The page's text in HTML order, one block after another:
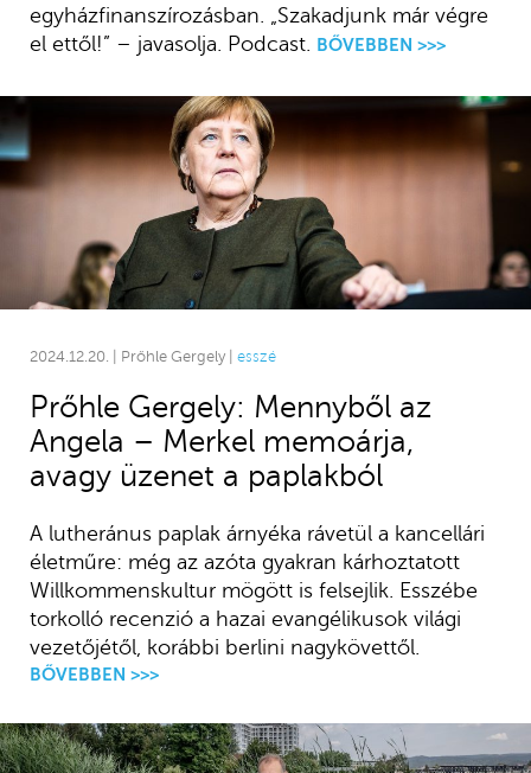
egyházfinanszírozásban. „Szakadjunk már végre
el ettől!” – javasolja. Podcast.
BŐVEBBEN >>>
2024.12.20. | Prőhle Gergely | esszé
Prőhle Gergely: Mennyből az
Angela – Merkel memoárja,
avagy üzenet a paplakból
A lutheránus paplak árnyéka rávetül a kancellári
életműre: még az azóta gyakran kárhoztatott
Willkommenskultur mögött is felsejlik. Esszébe
torkolló recenzió a hazai evangélikusok világi
vezetőjétől, korábbi berlini nagykövettől.
BŐVEBBEN >>>